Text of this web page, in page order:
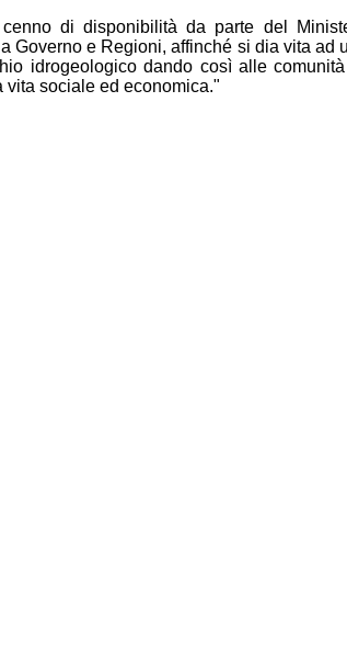
di disponibilità da parte del
Governo e Regioni, affinché si dia vita ad
idrogeologico dando così alle
sociale ed economica."